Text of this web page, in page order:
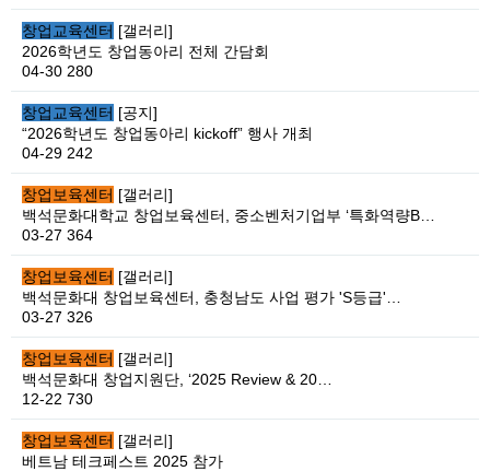
창업교육센터 [갤러리]
2026학년도 창업동아리 전체 간담회
04-30 280
창업교육센터 [공지]
“2026학년도 창업동아리 kickoff” 행사 개최
04-29 242
창업보육센터 [갤러리]
백석문화대학교 창업보육센터, 중소벤처기업부 ‘특화역량B…
03-27 364
창업보육센터 [갤러리]
백석문화대 창업보육센터, 충청남도 사업 평가 'S등급'…
03-27 326
창업보육센터 [갤러리]
백석문화대 창업지원단, ‘2025 Review & 20…
12-22 730
창업보육센터 [갤러리]
베트남 테크페스트 2025 참가